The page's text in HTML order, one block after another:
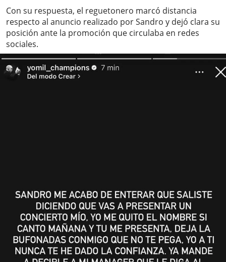
Con su respuesta, el reguetonero marcó distancia
respecto al anuncio realizado por Sandro y dejó clara su
posición ante la promoción que circulaba en redes
sociales.